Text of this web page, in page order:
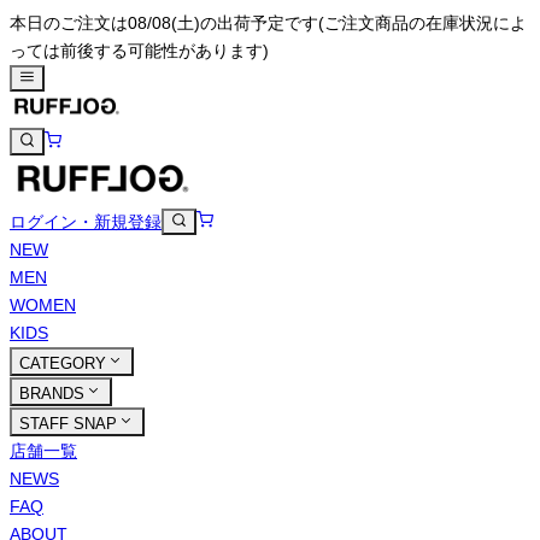
本日のご注文は08/08(土)の出荷予定です(ご注文商品の在庫状況によ
っては前後する可能性があります)
ログイン・新規登録
NEW
MEN
WOMEN
KIDS
CATEGORY
BRANDS
STAFF SNAP
店舗一覧
NEWS
FAQ
ABOUT